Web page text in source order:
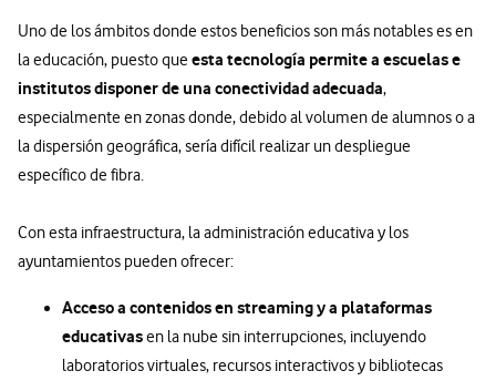
Uno de los ámbitos donde estos beneficios son más notables es en
la educación, puesto queesta tecnología permite a escuelas e
institutos disponer de una conectividad adecuada,
especialmente en zonas donde, debido al volumen de alumnos o a
la dispersión geográfica, sería difícil realizar un despliegue
específico de fibra.
Con esta infraestructura, la administración educativa y los
ayuntamientos pueden ofrecer:
Acceso a contenidos en streaming y a plataformas
educativasen la nube sin interrupciones, incluyendo
laboratorios virtuales, recursos interactivos y bibliotecas